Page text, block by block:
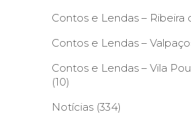
Contos e Lendas – Ribeira
Contos e Lendas –
Contos e Lendas – Vila
(10)
Notícias (334)